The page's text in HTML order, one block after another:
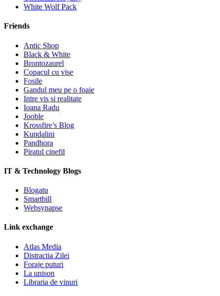
White Wolf Pack
Friends
Antic Shop
Black & White
Brontozaurel
Copacul cu vise
Fosile
Gandul meu pe o foaie
Intre vis si realitate
Ioana Radu
Jooble
Krossfire’s Blog
Kundalini
Pandhora
Piratul cinefil
IT & Technology Blogs
Blogatu
Smartbill
Websynapse
Link exchange
Atlas Media
Distractia Zilei
Foraje puturi
La unison
Libraria de vinuri